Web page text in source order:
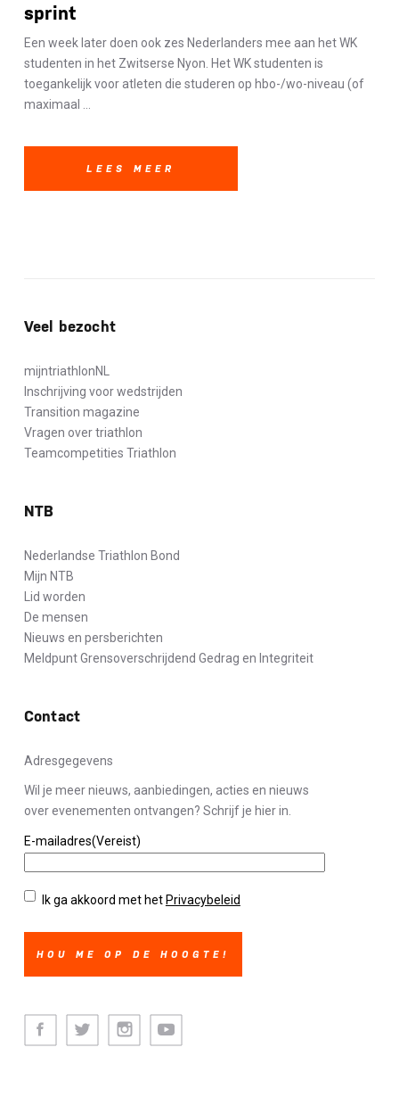
sprint
Een week later doen ook zes Nederlanders mee aan het WK
studenten in het Zwitserse Nyon. Het WK studenten is
toegankelijk voor atleten die studeren op hbo-/wo-niveau (of
maximaal ...
LEES MEER
Veel bezocht
mijntriathlonNL
Inschrijving voor wedstrijden
Transition magazine
Vragen over triathlon
Teamcompetities Triathlon
NTB
Nederlandse Triathlon Bond
Mijn NTB
Lid worden
De mensen
Nieuws en persberichten
Meldpunt Grensoverschrijdend Gedrag en Integriteit
Contact
Adresgegevens
Wil je meer nieuws, aanbiedingen, acties en nieuws
over evenementen ontvangen? Schrijf je hier in.
E-mailadres(Vereist)
Privacybeleid(Vereist)
Ik ga akkoord met het Privacybeleid